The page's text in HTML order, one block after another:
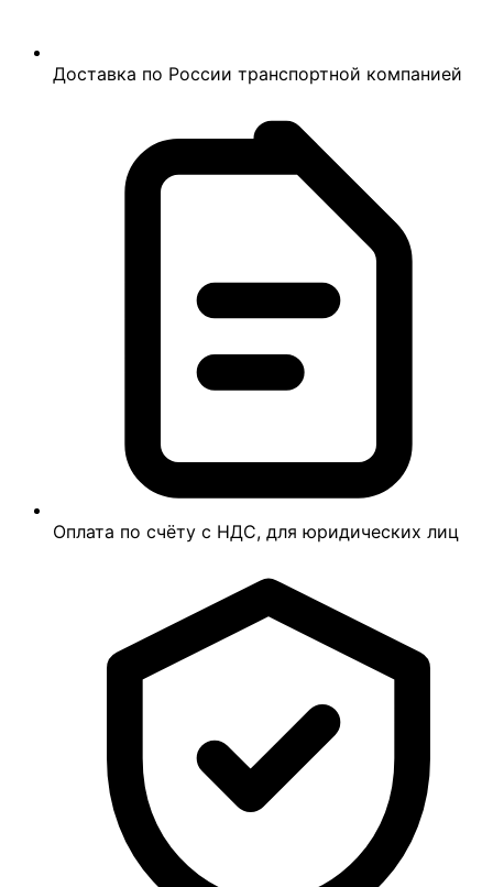
Доставка по России транспортной компанией
Оплата по счёту с НДС, для юридических лиц